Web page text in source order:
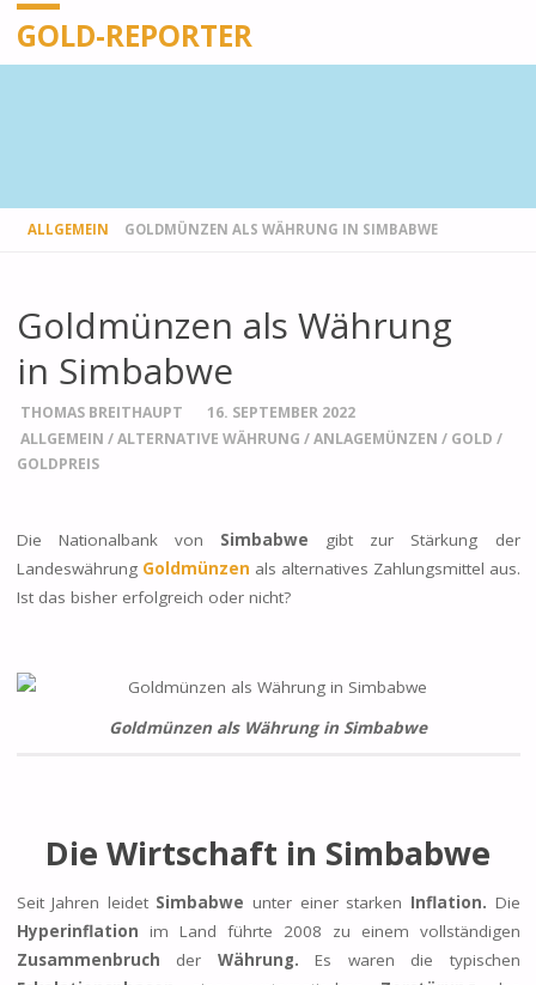
GOLD-REPORTER
STARTSEITE
ALLGEMEIN GOLDMÜNZEN ALS WÄHRUNG IN SIMBABWE
Goldmünzen als Währung
in Simbabwe
THOMAS BREITHAUPT
16. SEPTEMBER 2022
ALLGEMEIN /ALTERNATIVE WÄHRUNG /ANLAGEMÜNZEN / GOLD /
GOLDPREIS
Die Nationalbank von Simbabwe gibt zur Stärkung der
Landeswährung Goldmünzen als alternatives Zahlungsmittel aus.
Ist das bisher erfolgreich oder nicht?
Goldmünzen als Währung in Simbabwe
Die Wirtschaft in Simbabwe
Seit Jahren leidet Simbabwe unter einer starken Inflation. Die
Hyperinflation im Land führte 2008 zu einem vollständigen
Zusammenbruch der Währung. Es waren die typischen